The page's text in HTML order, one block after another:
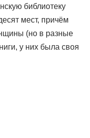
библиотеку
мест, причём
(но в разные
у них была своя